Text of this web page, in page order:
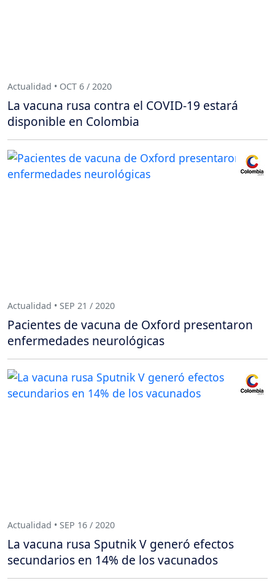
Actualidad • OCT 6 / 2020
La vacuna rusa contra el COVID-19 estará
disponible en Colombia
Actualidad • SEP 21 / 2020
Pacientes de vacuna de Oxford presentaron
enfermedades neurológicas
Actualidad • SEP 16 / 2020
La vacuna rusa Sputnik V generó efectos
secundarios en 14% de los vacunados